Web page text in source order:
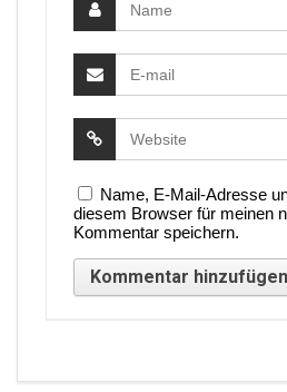
Name, E-Mail-Adresse
diesem Browser für meinen
Kommentar speichern.